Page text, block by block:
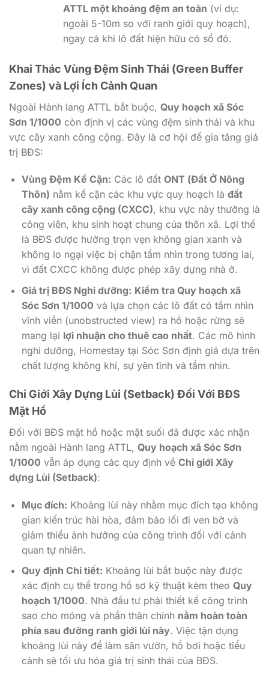
ATTL một khoảng đệm an toàn (ví dụ:
ngoài 5-10m so với ranh giới quy hoạch),
ngay cả khi lô đất hiện hữu có sổ đỏ.
Khai Thác Vùng Đệm Sinh Thái (Green Buffer
Zones) và Lợi Ích Cảnh Quan
Ngoài Hành lang ATTL bắt buộc, Quy hoạch xã Sóc
Sơn 1/1000 còn định vị các vùng đệm sinh thái và khu
vực cây xanh công cộng. Đây là cơ hội để gia tăng giá
trị BĐS:
Vùng Đệm Kề Cận: Các lô đất ONT (Đất Ở Nông
Thôn) nằm kề cận các khu vực quy hoạch là đất
cây xanh công cộng (CXCC), khu vực này thường là
công viên, khu sinh hoạt chung của thôn xã. Lợi thế
là BĐS được hưởng trọn vẹn không gian xanh và
không lo ngại việc bị chặn tầm nhìn trong tương lai,
vì đất CXCC không được phép xây dựng nhà ở.
Giá trị BĐS Nghỉ dưỡng: Kiểm tra Quy hoạch xã
Sóc Sơn 1/1000 và lựa chọn các lô đất có tầm nhìn
vĩnh viễn (unobstructed view) ra hồ hoặc rừng sẽ
mang lại lợi nhuận cho thuê cao nhất. Các mô hình
nghỉ dưỡng, Homestay tại Sóc Sơn định giá dựa trên
chất lượng không khí, sự yên tĩnh và tầm nhìn.
Chỉ Giới Xây Dựng Lùi (Setback) Đối Với BĐS
Mặt Hồ
Đối với BĐS mặt hồ hoặc mặt suối đã được xác nhận
nằm ngoài Hành lang ATTL, Quy hoạch xã Sóc Sơn
1/1000 vẫn áp dụng các quy định về Chỉ giới Xây
dựng Lùi (Setback):
Mục đích: Khoảng lùi này nhằm mục đích tạo không
gian kiến trúc hài hòa, đảm bảo lối đi ven bờ và
giảm thiểu ảnh hưởng của công trình đối với cảnh
quan tự nhiên.
Quy định Chi tiết: Khoảng lùi bắt buộc này được
xác định cụ thể trong hồ sơ kỹ thuật kèm theo Quy
hoạch 1/1000. Nhà đầu tư phải thiết kế công trình
sao cho móng và phần thân chính nằm hoàn toàn
phía sau đường ranh giới lùi này. Việc tận dụng
khoảng lùi này để làm sân vườn, hồ bơi hoặc tiểu
cảnh sẽ tối ưu hóa giá trị sinh thái của BĐS.